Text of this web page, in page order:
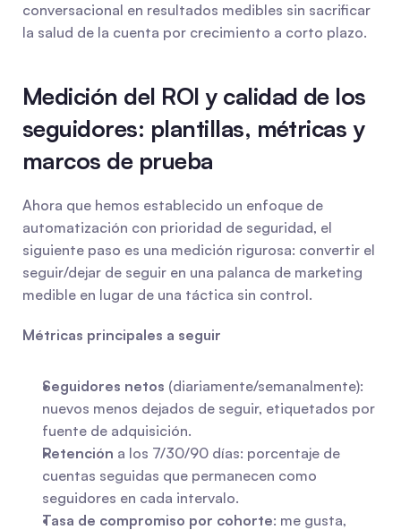
conversacional en resultados medibles sin sacrificar
la salud de la cuenta por crecimiento a corto plazo.
Medición del ROI y calidad de los
seguidores: plantillas, métricas y
marcos de prueba
Ahora que hemos establecido un enfoque de
automatización con prioridad de seguridad, el
siguiente paso es una medición rigurosa: convertir el
seguir/dejar de seguir en una palanca de marketing
medible en lugar de una táctica sin control.
Métricas principales a seguir
Seguidores netos (diariamente/semanalmente):
nuevos menos dejados de seguir, etiquetados por
fuente de adquisición.
Retención a los 7/30/90 días: porcentaje de
cuentas seguidas que permanecen como
seguidores en cada intervalo.
Tasa de compromiso por cohorte: me gusta,